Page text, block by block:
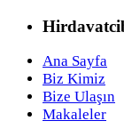
Ana Sayfa
Biz Kimiz
Bize Ulaşın
Makaleler